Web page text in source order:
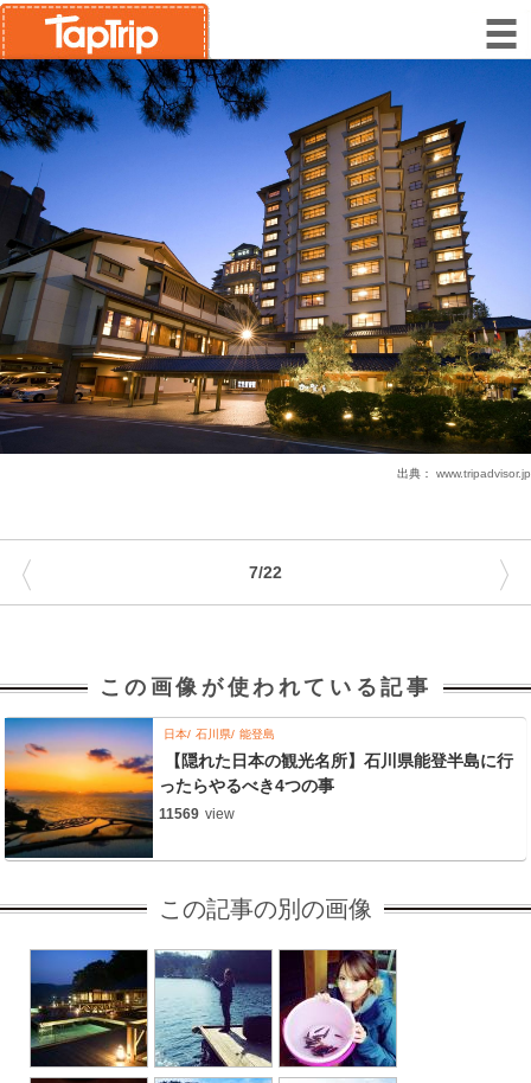
出典： www.tripadvisor.jp
7/22
〈 〉
この画像が使われている記事
日本 石川県 能登島
【隠れた日本の観光名所】石川県能登半島に行
ったらやるべき4つの事
11569 view
この記事の別の画像